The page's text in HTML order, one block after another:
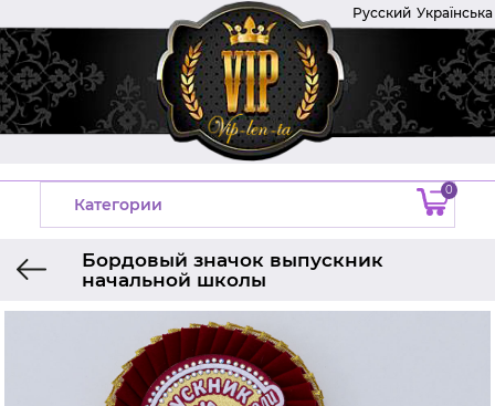
Русский Українська
Категории
0
Бордовый значок выпускник
начальной школы
Значки выпускникам
Значки выпускник начальной школы